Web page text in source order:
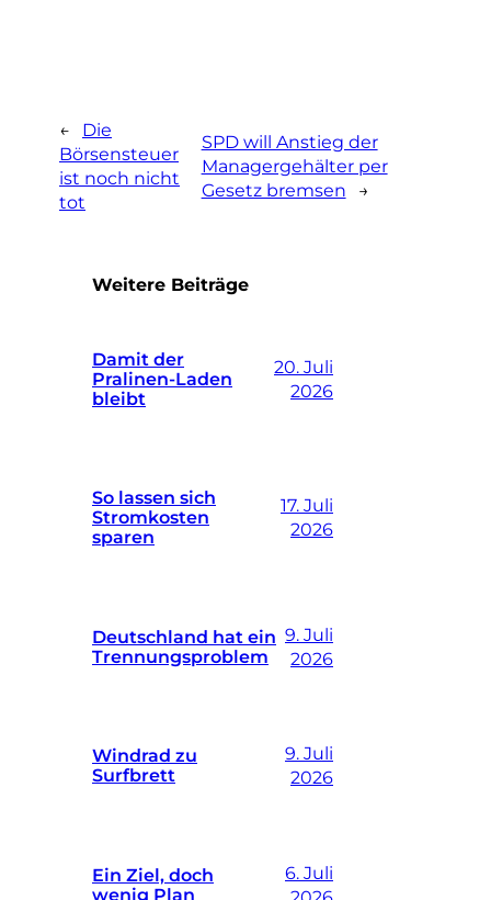
←
Die
Börsensteuer
ist noch nicht
tot
SPD will Anstieg der
Managergehälter per
Gesetz bremsen
→
Weitere Beiträge
Damit der
Pralinen-Laden
bleibt
20. Juli
2026
So lassen sich
Stromkosten
sparen
17. Juli
2026
Deutschland hat ein
Trennungsproblem
9. Juli
2026
Windrad zu
Surfbrett
9. Juli
2026
Ein Ziel, doch
wenig Plan
6. Juli